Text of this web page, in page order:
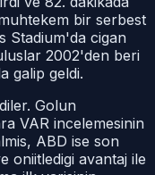
bir serbest
Stadium'da cigan
2002'den beri
galip geldi.
Golun
VAR incelemesinin
ABD ise son
oniitledigi avantaj ile